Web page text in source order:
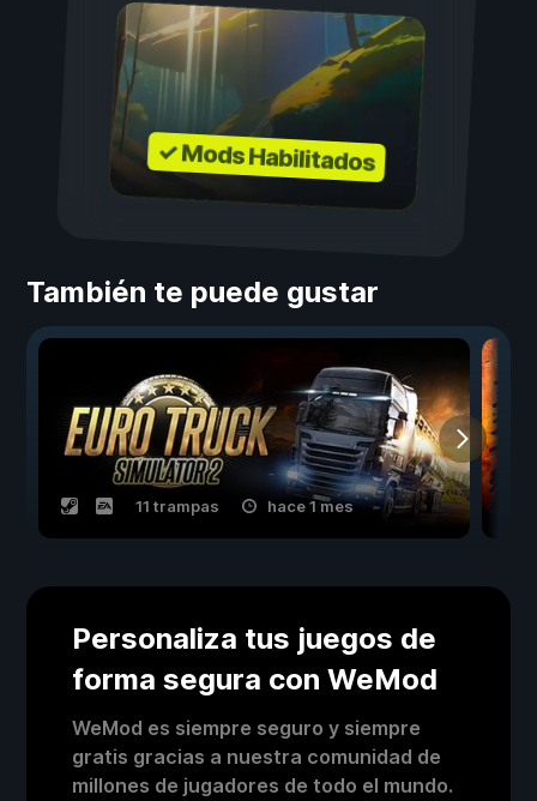
✓ Mods Habilitados
También te puede gustar
11 trampas hace 1 mes
Personaliza tus juegos de
forma segura con WeMod
WeMod es siempre seguro y siempre
gratis gracias a nuestra comunidad de
millones de jugadores de todo el mundo.